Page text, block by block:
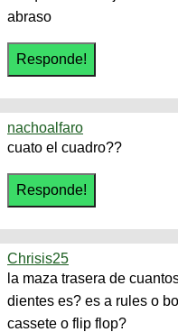
abraso
nachoalfaro
cuato el cuadro??
Chrisis25
la maza trasera de
dientes es? es a rules o
cassete o flip flop?